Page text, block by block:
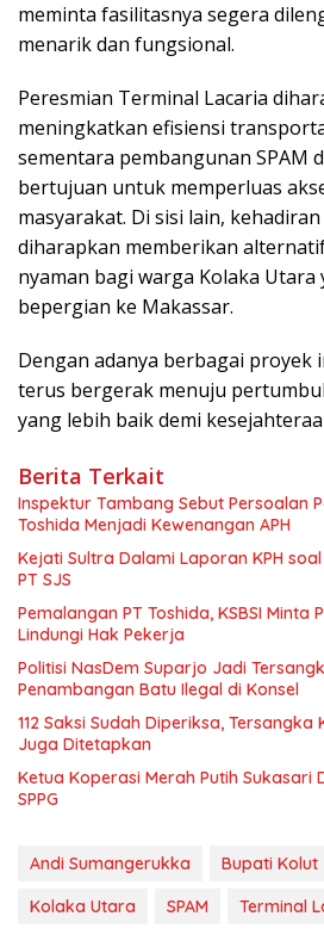
meminta fasilitasnya segera
menarik dan fungsional.
Peresmian Terminal Lacaria
meningkatkan efisiensi
sementara pembangunan SPAM
bertujuan untuk memperluas
masyarakat. Di sisi lain,
diharapkan memberikan
nyaman bagi warga Kolaka Utara
bepergian ke Makassar.
Dengan adanya berbagai proyek
terus bergerak menuju
yang lebih baik demi
Berita Terkait
Inspektur Tambang Sebut Persoalan
Toshida Menjadi Kewenangan APH
Kejati Sultra Dalami Laporan KPH
PT SJS
Pemalangan PT Toshida, KSBSI Minta
Lindungi Hak Pekerja
Politisi NasDem Suparjo Jadi
Penambangan Batu Ilegal di Konsel
112 Saksi Sudah Diperiksa, Tersangka
Juga Ditetapkan
Ketua Koperasi Merah Putih Sukasari
SPPG
Andi Sumangerukka Bupati Kolut
Kolaka Utara
SPAM Terminal